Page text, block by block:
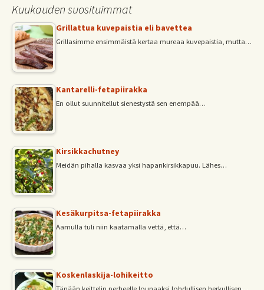
k
p
Kuukauden suosituimmat
Grillattua kuvepaistia eli bavettea
Grillasimme ensimmäistä kertaa mureaa kuvepaistia, mutta…
Kantarelli-fetapiirakka
En ollut suunnitellut sienestystä sen enempää…
Kirsikkachutney
Meidän pihalla kasvaa yksi hapankirsikkapuu. Lähes…
Kesäkurpitsa-fetapiirakka
Aamulla tuli niin kaatamalla vettä, että…
Koskenlaskija-lohikeitto